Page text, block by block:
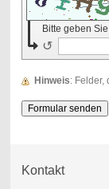
Bitte geben
↺
Hinweis :
Kontakt